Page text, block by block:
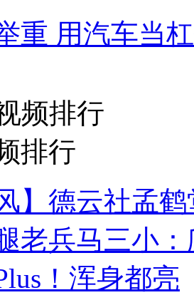
重 用汽车当
频排行
排行
】德云社孟
老兵马三小
！浑身都亮